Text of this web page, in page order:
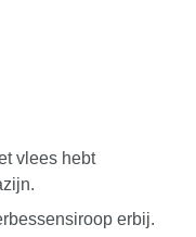
vlees hebt
erbij.